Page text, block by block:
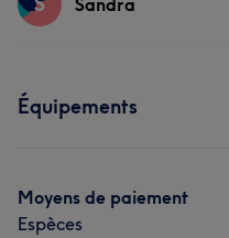
Sandra
Équipements
Moyens de paiement
Espèces